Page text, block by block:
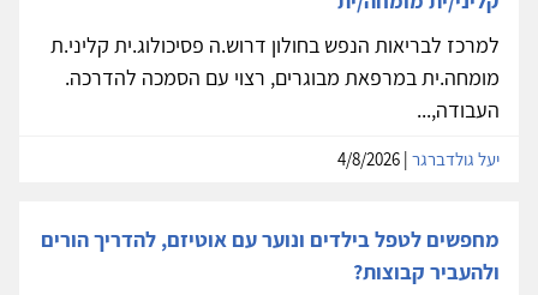
למרכז לבריאות הנפש בחולון דרוש.ה פסיכולוג.ית קליני.ת
מומחה.ית במרפאת מבוגרים, רצוי עם הסמכה להדרכה.
העבודה,...
יעל גולדברגר
מחפשים לטפל בילדים ונוער עם אוטיזם, להדריך הורים
ולהעביר קבוצות?